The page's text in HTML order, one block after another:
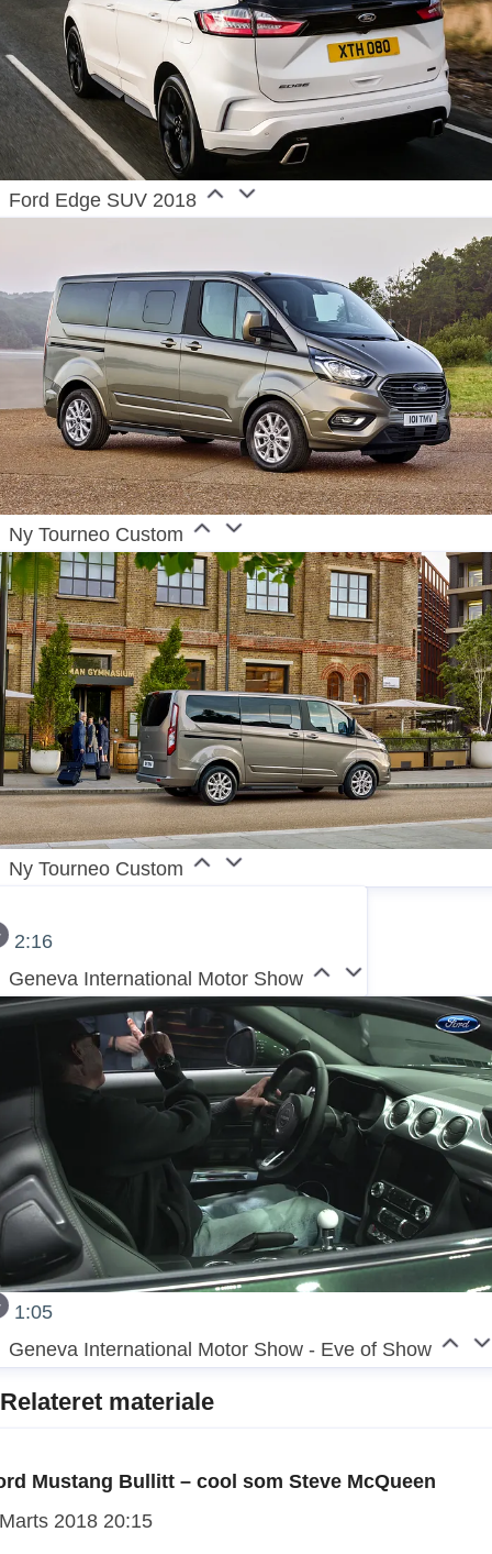
Ford Edge SUV 2018
Ny Tourneo Custom
Ny Tourneo Custom
2:16
Geneva International Motor Show
1:05
Geneva International Motor Show - Eve of Show
Relateret materiale
Mustang Bullitt – cool som Steve McQueen
2018 20:15